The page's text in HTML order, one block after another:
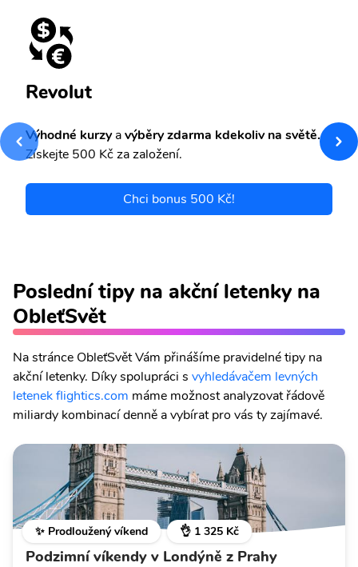
Revolut
Výhodné kurzyavýběry zdarma kdekoliv na světě.
Získejte 500 Kč za založení.
Chci bonus 500 Kč!
Poslední tipy na akční letenky na
ObleťSvět
Na stránce ObleťSvět Vám přinášíme pravidelné tipy na
akční letenky. Díky spolupráci s vyhledávačem levných
letenek flightics.com máme možnost analyzovat řádově
miliardy kombinací denně a vybírat pro vás ty zajímavé.
✨ Prodloužený víkend 👌 1 325 Kč
Podzimní víkendy v Londýně z Prahy